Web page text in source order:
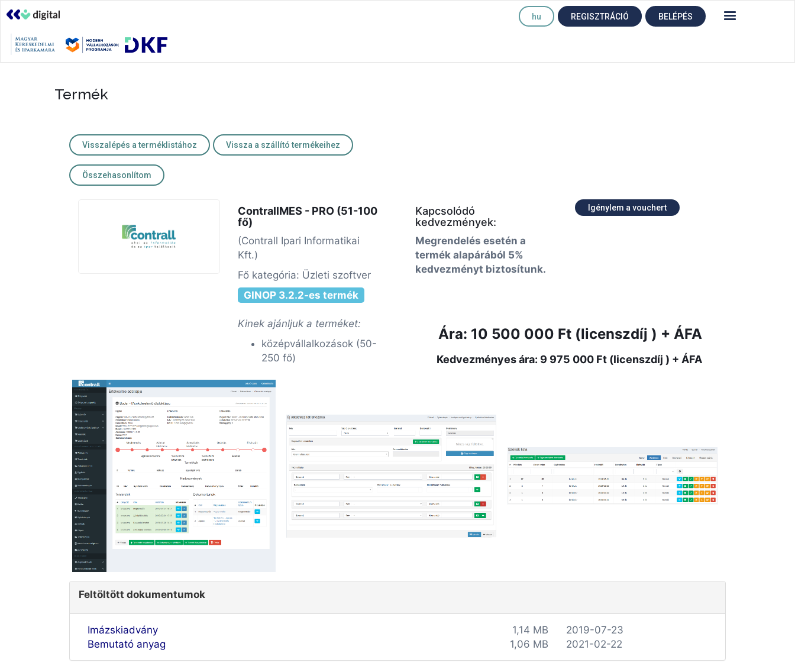
hu REGISZTRÁCIÓ BELÉPÉS
Termék
Visszalépés a terméklistához Vissza a szállító termékeihez
Összehasonlítom
ContrallMES - PRO (51-100
fő)
(Contrall Ipari Informatikai
Kft.)
Fő kategória: Üzleti szoftver
GINOP 3.2.2-es termék
Kinek ajánljuk a terméket:
középvállalkozások (50-
250 fő)
Kapcsolódó
kedvezmények:
Megrendelés esetén a
termék alapárából 5%
kedvezményt biztosítunk.
Igénylem a vouchert
Ára: 10 500 000 Ft (licenszdíj ) + ÁFA
Kedvezményes ára: 9 975 000 Ft (licenszdíj ) + ÁFA
Feltöltött dokumentumok
Imázskiadvány 1,14 MB
2019-07-23
Bemutató anyag
1,06 MB 2021-02-22